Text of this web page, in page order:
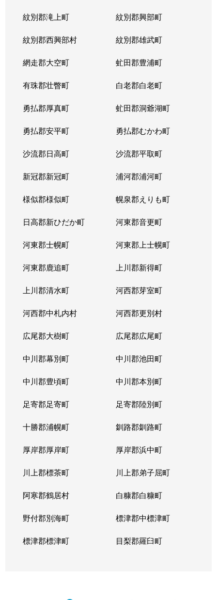
紋別郡滝上町 紋別郡興部町
紋別郡西興部村 紋別郡雄武町
網走郡大空町 虻田郡豊浦町
有珠郡壮瞥町 白老郡白老町
勇払郡厚真町 虻田郡洞爺湖町
勇払郡安平町 勇払郡むかわ町
沙流郡日高町 沙流郡平取町
新冠郡新冠町 浦河郡浦河町
様似郡様似町 幌泉郡えりも町
日高郡新ひだか町 河東郡音更町
河東郡士幌町 河東郡上士幌町
河東郡鹿追町 上川郡新得町
上川郡清水町 河西郡芽室町
河西郡中札内村 河西郡更別村
広尾郡大樹町 広尾郡広尾町
中川郡幕別町 中川郡池田町
中川郡豊頃町 中川郡本別町
足寄郡足寄町 足寄郡陸別町
十勝郡浦幌町 釧路郡釧路町
厚岸郡厚岸町 厚岸郡浜中町
川上郡標茶町 川上郡弟子屈町
阿寒郡鶴居村 白糠郡白糠町
野付郡別海町 標津郡中標津町
標津郡標津町 目梨郡羅臼町